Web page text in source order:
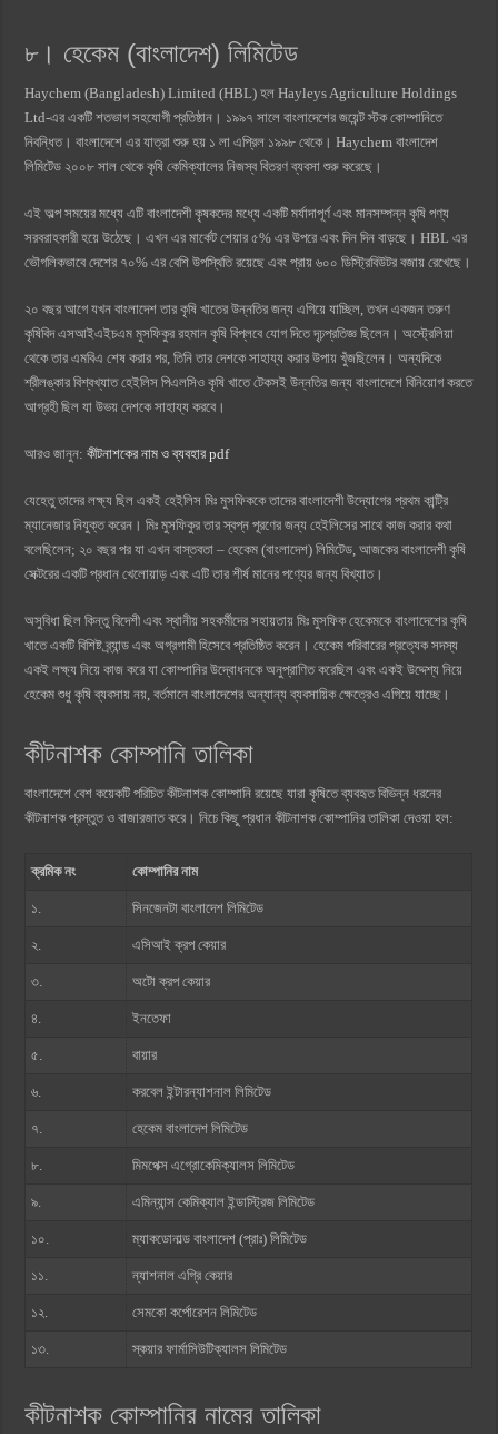
৮। হেকেম (বাংলাদেশ) লিমিটেড
Haychem (Bangladesh) Limited (HBL) হল Hayleys Agriculture Holdings
Ltd-এর একটি শতভাগ সহযোগী প্রতিষ্ঠান। ১৯৯৭ সালে বাংলাদেশের জয়েন্ট স্টক কোম্পানিতে
নিবন্ধিত। বাংলাদেশে এর যাত্রা শুরু হয় ১ লা এপ্রিল ১৯৯৮ থেকে। Haychem বাংলাদেশ
লিমিটেড ২০০৮ সাল থেকে কৃষি কেমিক্যালের নিজস্ব বিতরণ ব্যবসা শুরু করেছে।
এই অল্প সময়ের মধ্যে এটি বাংলাদেশী কৃষকদের মধ্যে একটি মর্যাদাপূর্ণ এবং মানসম্পন্ন কৃষি পণ্য
সরবরাহকারী হয়ে উঠেছে। এখন এর মার্কেট শেয়ার ৫% এর উপরে এবং দিন দিন বাড়ছে। HBL এর
ভৌগলিকভাবে দেশের ৭০% এর বেশি উপস্থিতি রয়েছে এবং প্রায় ৬০০ ডিস্ট্রিবিউটর বজায় রেখেছে।
২০ বছর আগে যখন বাংলাদেশ তার কৃষি খাতের উন্নতির জন্য এগিয়ে যাচ্ছিল, তখন একজন তরুণ
কৃষিবিদ এসআইএইচএম মুসফিকুর রহমান কৃষি বিপ্লবে যোগ দিতে দৃঢ়প্রতিজ্ঞ ছিলেন। অস্ট্রেলিয়া
থেকে তার এমবিএ শেষ করার পর, তিনি তার দেশকে সাহায্য করার উপায় খুঁজছিলেন। অন্যদিকে
শ্রীলঙ্কার বিশ্বখ্যাত হেইলিস পিএলসিও কৃষি খাতে টেকসই উন্নতির জন্য বাংলাদেশে বিনিয়োগ করতে
আগ্রহী ছিল যা উভয় দেশকে সাহায্য করবে।
আরও জানুন:কীটনাশকের নাম ও ব্যবহার pdf
যেহেতু তাদের লক্ষ্য ছিল একই হেইলিস মিঃ মুসফিককে তাদের বাংলাদেশী উদ্যোগের প্রথম কান্ট্রি
ম্যানেজার নিযুক্ত করেন। মিঃ মুসফিকুর তার স্বপ্ন পূরণের জন্য হেইলিসের সাথে কাজ করার কথা
বলেছিলেন; ২০ বছর পর যা এখন বাস্তবতা – হেকেম (বাংলাদেশ) লিমিটেড, আজকের বাংলাদেশী কৃষি
সেক্টরের একটি প্রধান খেলোয়াড় এবং এটি তার শীর্ষ মানের পণ্যের জন্য বিখ্যাত।
অসুবিধা ছিল কিন্তু বিদেশী এবং স্থানীয় সহকর্মীদের সহায়তায় মিঃ মুসফিক হেকেমকে বাংলাদেশের কৃষি
খাতে একটি বিশিষ্ট ব্র্যান্ড এবং অগ্রগামী হিসেবে প্রতিষ্ঠিত করেন। হেকেম পরিবারের প্রত্যেক সদস্য
একই লক্ষ্য নিয়ে কাজ করে যা কোম্পানির উদ্বোধনকে অনুপ্রাণিত করেছিল এবং একই উদ্দেশ্য নিয়ে
হেকেম শুধু কৃষি ব্যবসায় নয়, বর্তমানে বাংলাদেশের অন্যান্য ব্যবসায়িক ক্ষেত্রেও এগিয়ে যাচ্ছে।
কীটনাশক কোম্পানি তালিকা
বাংলাদেশে বেশ কয়েকটি পরিচিত কীটনাশক কোম্পানি রয়েছে যারা কৃষিতে ব্যবহৃত বিভিন্ন ধরনের
কীটনাশক প্রস্তুত ও বাজারজাত করে। নিচে কিছু প্রধান কীটনাশক কোম্পানির তালিকা দেওয়া হল:
ক্রমিক নং কোম্পানির নাম
১. সিনজেনটা বাংলাদেশ লিমিটেড
২. এসিআই ক্রপ কেয়ার
৩. অটো ক্রপ কেয়ার
৪. ইনতেফা
৫. বায়ার
৬. করবেল ইন্টারন্যাশনাল লিমিটেড
৭. হেকেম বাংলাদেশ লিমিটেড
৮. মিমপেক্স এগ্রোকেমিক্যালস লিমিটেড
৯. এমিন্যান্স কেমিক্যাল ইন্ডাস্ট্রিজ লিমিটেড
১০. ম্যাকডোনাল্ড বাংলাদেশ (প্রাঃ) লিমিটেড
১১. ন্যাশনাল এগ্রি কেয়ার
১২. সেমকো কর্পোরেশন লিমিটেড
১৩. স্কয়ার ফার্মাসিউটিক্যালস লিমিটেড
কীটনাশক কোম্পানির নামের তালিকা